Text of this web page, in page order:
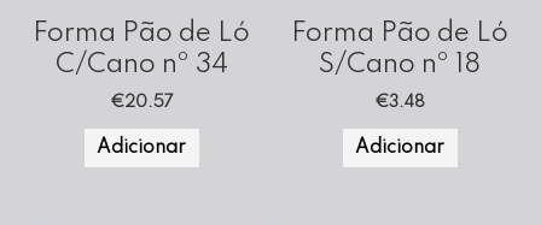
Forma Pão de Ló
C/Cano nº 34
€20.57
Adicionar
Forma Pão de Ló
S/Cano nº 18
€3.48
Adicionar